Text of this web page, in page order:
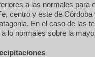
a las normales para
centro y este de Córdoba
En el caso de las
lo normales sobre la